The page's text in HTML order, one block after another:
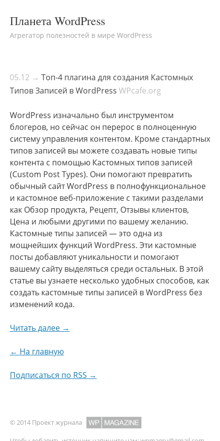
Планета WordPress
Агрегатор полезностей в мире WordPress
05.12 → Топ-4 плагина для создания Кастомных
Типов Записей в WordPress WPcafe.org
WordPress изначально был инструментом
блогеров, но сейчас он перерос в полноценную
систему управления контентом. Кроме стандартных
типов записей вы можете создавать новые типы
контента с помощью Кастомных типов записей
(Custom Post Types). Они помогают превратить
обычный сайт WordPress в полнофункциональное
и кастомное веб-приложение с такими разделами
как Обзор продукта, Рецепт, Отзывы клиентов,
Цена и любыми другими по вашему желанию.
Кастомные типы записей — это одна из
мощнейших функций WordPress. Эти кастомные
посты добавляют уникальности и помогают
вашему сайту выделяться среди остальных. В этой
статье вы узнаете несколько удобных способов, как
создать кастомные типы записей в WordPress без
изменений кода.
Читать далее →
← На главную
Подписаться по RSS →
© 2014 Проект журнала